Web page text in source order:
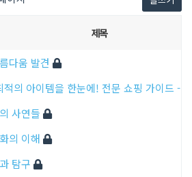
제목
다움 발견
의 아이템을 한눈에! 전문 쇼핑 가이드 -
사연들
의 이해
탐구